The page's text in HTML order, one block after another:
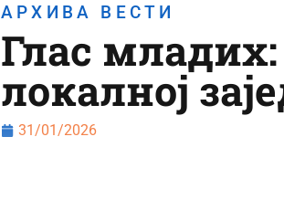
АРХИВА ВЕСТИ
Глас
локалној
31/01/2026